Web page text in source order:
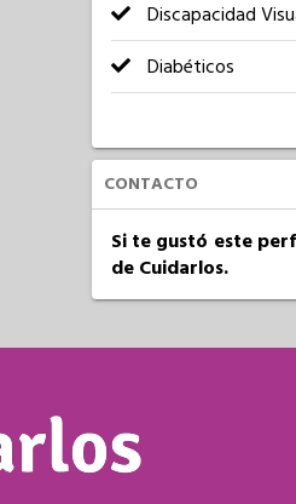
Discapacidad
Diabéticos
CONTACTO
Si te gustó este
de Cuidarlos.